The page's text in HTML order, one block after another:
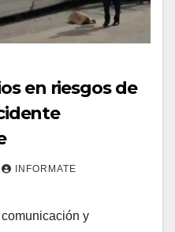
en riesgos de
INFORMATE
y